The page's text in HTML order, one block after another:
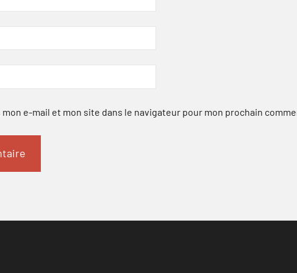
e-mail et mon site dans le navigateur pour mon prochain